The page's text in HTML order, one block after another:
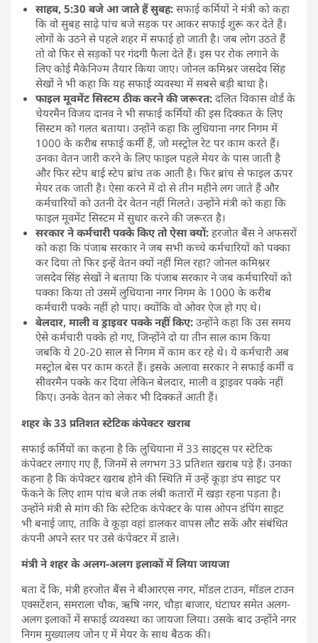
साहब, 5:30 बजे आ जाते हैं सुबह: सफाई कर्मियों ने मंत्री को कहा
कि वो सुबह साढ़े पांच बजे सड़क पर आकर सफाई शुरू कर देते हैं।
लोगों के उठने से पहले शहर में सफाई हो जाती है। जब लोग उठते हैं
तो वो फिर से सड़कों पर गंदगी फैला देते हैं। इस पर रोक लगाने के
लिए कोई मैकेनिज्म तैयार किया जाए। जोनल कमिश्नर जसदेव सिंह
सेखों ने भी कहा कि यह सफाई व्यवस्था में सबसे बड़ी बाधा है।
फाइल मूवमेंट सिस्टम ठीक करने की जरूरत: दलित विकास वोर्ड के
चेयरमैन विजय दानव ने भी सफाई कर्मियों की इस दिक्कत के लिए
सिस्टम को गलत बताया। उन्होंने कहा कि लुधियाना नगर निगम में
1000 के करीब सफाई कर्मी हैं, जो मस्ट्रोल रेट पर काम करते हैं।
उनका वेतन जारी करने के लिए फाइल पहले मेयर के पास जाती है
और फिर स्टेप बाई स्टेप ब्रांच तक आती है। फिर ब्रांच से फाइल ऊपर
मेयर तक जाती है। ऐसा करने में दो से तीन महीने लग जाते हैं और
कर्मचारियों को उतनी देर वेतन नहीं मिलते। उन्होंने मंत्री को कहा कि
फाइल मूवमेंट सिस्टम में सुधार करने की जरूरत है।
सरकार ने कर्मचारी पक्के किए तो ऐसा क्यों: हरजोत बैंस ने अफसरों
को कहा कि पंजाब सरकार ने जब सभी कच्चे कर्मचारियों को पक्का
कर दिया तो फिर इन्हें वेतन क्यों नहीं मिल रहा? जोनल कमिश्नर
जसदेव सिंह सेखों ने बताया कि पंजाब सरकार ने जब कर्मचारियों को
पक्का किया तो उसमें लुधियाना नगर निगम के 1000 के करीब
कर्मचारी पक्के नहीं हो पाए। क्योंकि वो ओवर ऐज हो गए थे।
बेलदार, माली व ड्राइवर पक्के नहीं किए: उन्होंने कहा कि उस समय
ऐसे कर्मचारी पक्के हो गए, जिन्होंने दो या तीन साल काम किया
जबकि ये 20-20 साल से निगम में काम कर रहे थे। ये कर्मचारी अब
मस्ट्रोल बेस पर काम करते हैं। इसके अलावा सरकार ने सफाई कर्मी व
सीवरमैन पक्के कर दिया लेकिन बेलदार, माली व ड्राइवर पक्के नहीं
किए। उनके वेतन को लेकर भी दिक्कतें आती हैं।
शहर के 33 प्रतिशत स्टेटिक कंपेक्टर खराब
सफाई कर्मियों का कहना है कि लुधियाना में 33 साइट्स पर स्टेटिक
कंपेक्टर लगाए गए हैं, जिनमें से लगभग 33 प्रतिशत खराब पड़े हैं। उनका
कहना है कि कंपेक्टर खराब होने की स्थिति में उन्हें कूड़ा डंप साइट पर
फेंकने के लिए शाम पांच बजे तक लंबी कतारों में खड़ा रहना पड़ता है।
उन्होंने मंत्री से मांग की कि स्टेटिक कंपेक्टर के पास ओपन डंपिंग साइट
भी बनाई जाए, ताकि वे कूड़ा वहां डालकर वापस लौट सकें और संबंधित
कंपनी अपने स्तर पर उसे कंपेक्टर में डाले।
मंत्री ने शहर के अलग-अलग इलाकों में लिया जायजा
बता दें कि, मंत्री हरजोत बैंस ने बीआरएस नगर, मॉडल टाउन, मॉडल टाउन
एक्सटेंशन, समराला चौक, ऋषि नगर, चौड़ा बाजार, घंटाघर समेत अलग-
अलग इलाकों में सफाई व्यवस्था का जायजा लिया। उसके बाद उन्होंने नगर
निगम मुख्यालय जोन ए में मेयर के साथ बैठक की।